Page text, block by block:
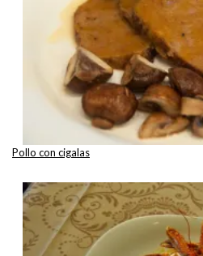
Pollo con cigalas